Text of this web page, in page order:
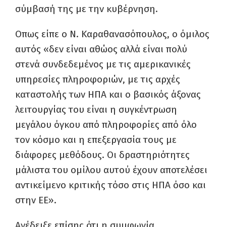
σύμβασή της με την κυβέρνηση.
Οπως είπε ο Ν. Καραθανασόπουλος, ο όμιλος
αυτός «δεν είναι αθώος αλλά είναι πολύ
στενά συνδεδεμένος με τις αμερικανικές
υπηρεσίες πληροφοριών, με τις αρχές
καταστολής των ΗΠΑ και ο βασικός άξονας
λειτουργίας του είναι η συγκέντρωση
μεγάλου όγκου από πληροφορίες από όλο
τον κόσμο και η επεξεργασία τους με
διάφορες μεθόδους. Οι δραστηριότητες
μάλιστα του ομίλου αυτού έχουν αποτελέσει
αντικείμενο κριτικής τόσο στις ΗΠΑ όσο και
στην ΕΕ».